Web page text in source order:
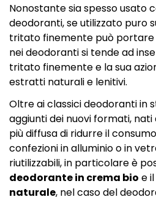
Nonostante sia spesso usato
deodoranti, se utilizzato puro
tritato finemente può portare
nei deodoranti si tende ad
tritato finemente e la sua
estratti naturali e lenitivi.
Oltre ai classici deodoranti in
aggiunti dei nuovi formati, nati
più diffusa di ridurre il
confezioni in alluminio o in
riutilizzabili, in particolare è
deodorante in crema bio e il
naturale, nel caso del